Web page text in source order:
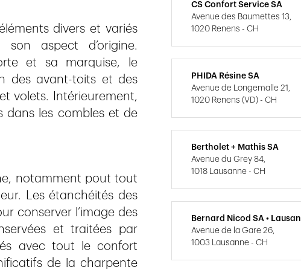
divers et variés
aspect d’origine.
et sa marquise, le
des avant-toits et des
volets. Intérieurement,
dans les combles et de
notamment pout tout
Les étanchéités des
conserver l’image des
et traitées par
avec tout le confort
de la charpente
CS Confort Service SA
Avenue des Baumettes 13,
1020 Renens - CH
PHIDA Résine SA
Avenue de Longemalle 21,
1020 Renens (VD) - CH
Bertholet + Mathis SA
Avenue du Grey 84,
1018 Lausanne - CH
Bernard Nicod SA •
Avenue de la Gare 26,
1003 Lausanne - CH